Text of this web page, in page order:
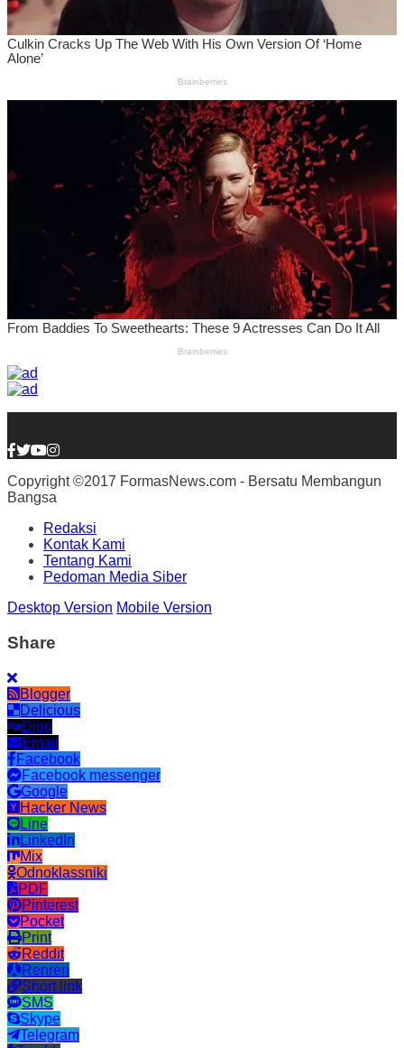
Copyright ©2017 FormasNews.com - Bersatu Membangun
Bangsa
Redaksi
Kontak Kami
Tentang Kami
Pedoman Media Siber
Desktop Version Mobile Version
Share
Blogger
Delicious
Digg
Email
Facebook
Facebook messenger
Google
Hacker News
Line
LinkedIn
Mix
Odnoklassniki
PDF
Pinterest
Pocket
Print
Reddit
Renren
Short link
SMS
Skype
Telegram